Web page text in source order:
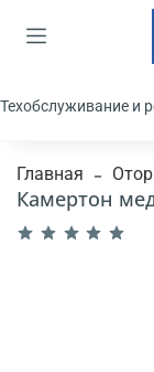
Техобслуживание и
Главная
Камертон